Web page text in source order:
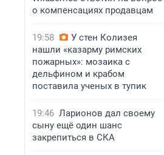
о компенсациях продавцам
19:58
У стен Колизея
нашли «казарму римских
пожарных»: мозаика с
дельфином и крабом
поставила ученых в тупик
19:46 Ларионов дал своему
сыну ещё один шанс
закрепиться в СКА